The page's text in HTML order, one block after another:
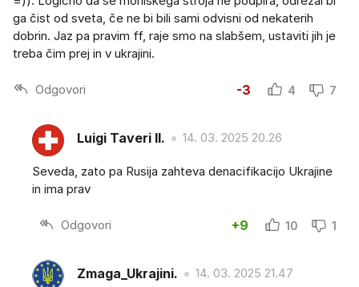
ga čist od sveta, če ne bi bili sami odvisni od nekaterih
dobrin. Jaz pa pravim ff, raje smo na slabšem, ustaviti jih je
treba čim prej in v ukrajini.
Odgovori -3 4 7
Luigi Taveri II. 14. 03. 2025 20.26
Seveda, zato pa Rusija zahteva denacifikacijo Ukrajine
in ima prav
Odgovori +9 10 1
Zmaga_Ukrajini. 14. 03. 2025 21.47